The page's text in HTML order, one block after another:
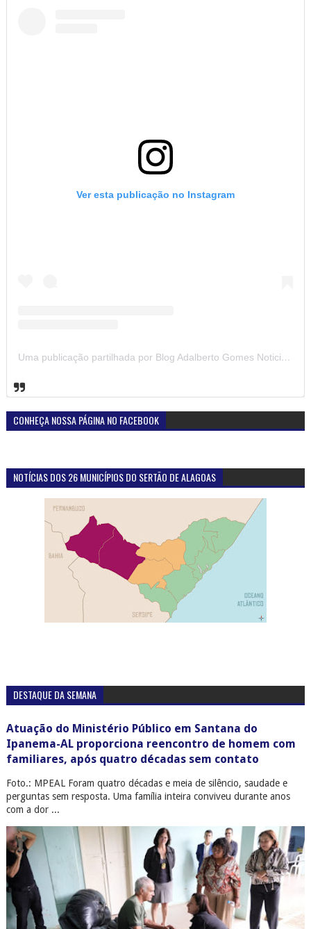
Ver esta publicação no Instagram
Uma publicação partilhada por Blog Adalberto Gomes Noticias (@blogadalbertogomesnoticiass)
CONHEÇA NOSSA PÁGINA NO FACEBOOK
NOTÍCIAS DOS 26 MUNICÍPIOS DO SERTÃO DE ALAGOAS
DESTAQUE DA SEMANA
Atuação do Ministério Público em Santana do
Ipanema-AL proporciona reencontro de homem com
familiares, após quatro décadas sem contato
Foto.: MPEAL Foram quatro décadas e meia de silêncio, saudade e
perguntas sem resposta. Uma família inteira conviveu durante anos
com a dor ...